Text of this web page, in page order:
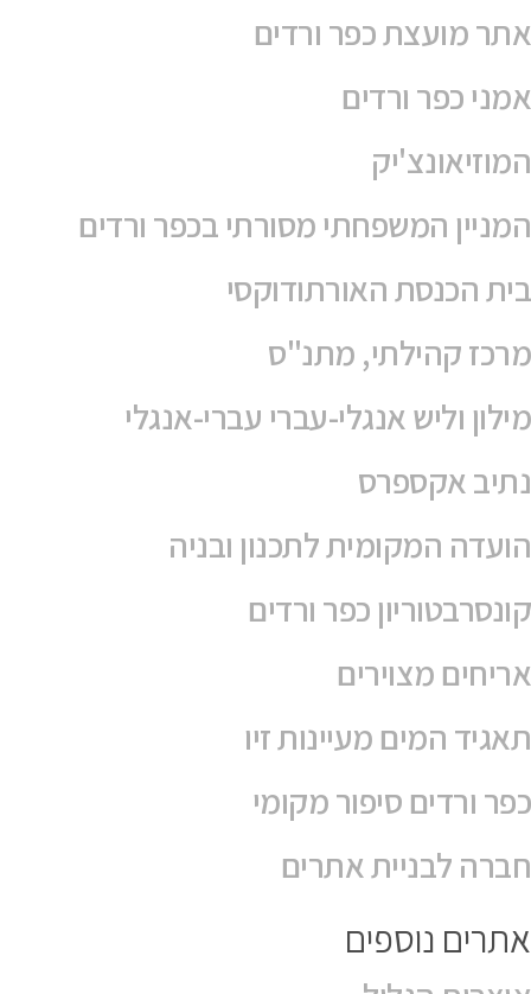
נטורופתית
פיתוח מוצרים
פירוק אסבסט
טיפול זוגי
ניזלטר
שם משפחה
אימייל
אני מאשר את תנאי האתר
חדשות
אינדקס העסקים
ברכות